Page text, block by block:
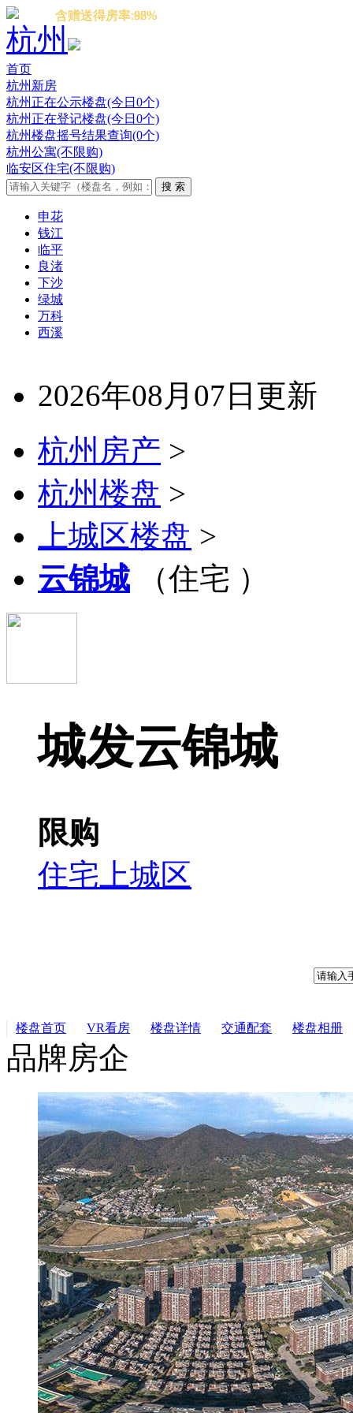
杭州
首页
杭州新房
杭州正在公示楼盘(今日0个)
杭州正在登记楼盘(今日0个)
杭州楼盘摇号结果查询(0个)
杭州公寓(不限购)
临安区住宅(不限购)
申花
钱江
临平
良渚
下沙
绿城
万科
西溪
2026年08月07日更新
杭州房产 >
杭州楼盘 >
上城区楼盘 >
云锦城 （住宅 ）
城发云锦城
限购
住宅 上城区
楼盘首页 VR看房 楼盘详情 交通配套 楼盘相册
品牌房企
含赠送得房率:92%
含赠送得房率:88%
含赠送得房率:86%
含赠送得房率:92%